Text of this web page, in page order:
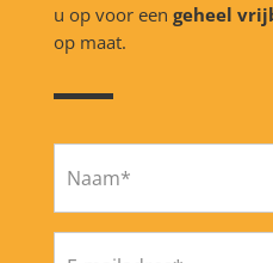
u op voor een geheel
op maat.